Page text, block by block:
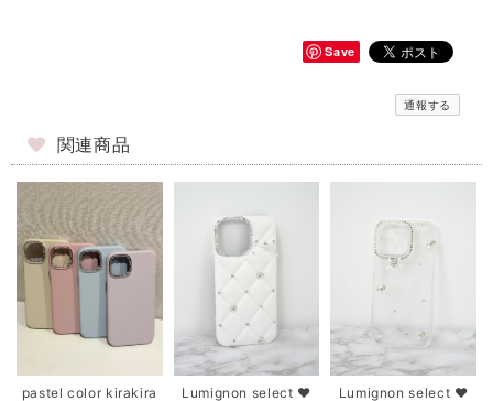
Save
通報する
関連商品
pastel color kirakira Lumignon select ♥ Lumignon select ♥